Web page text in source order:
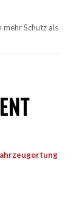
Schutz als